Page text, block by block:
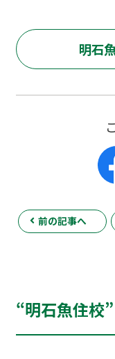
明石
前の記事へ
“明石魚住校